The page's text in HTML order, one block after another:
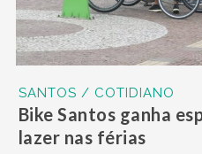
SANTOS / COTIDIANO
Bike Santos ganha
lazer nas férias